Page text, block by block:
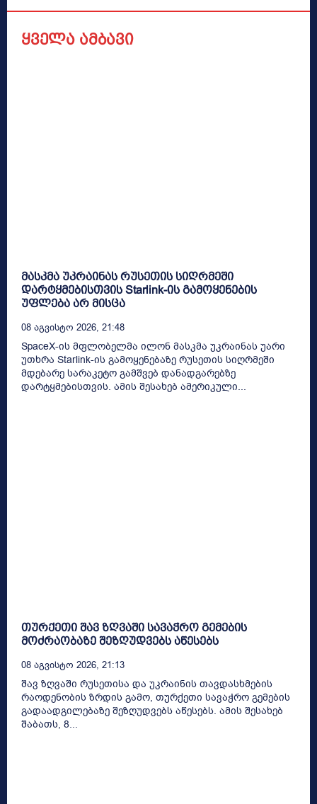
ყველა ამბავი
მასკმა უკრაინას რუსეთის სიღრმეში
დარტყმებისთვის Starlink-ის გამოყენების
უფლება არ მისცა
08 Აგვისტო 2026, 21:48
SpaceX-ის მფლობელმა ილონ მასკმა უკრაინას უარი
უთხრა Starlink-ის გამოყენებაზე რუსეთის სიღრმეში
მდებარე სარაკეტო გამშვებ დანადგარებზე
დარტყმებისთვის. ამის შესახებ ამერიკული...
თურქეთი შავ ზღვაში სავაჭრო გემების
მოძრაობაზე შეზღუდვებს აწესებს
08 Აგვისტო 2026, 21:13
შავ ზღვაში რუსეთისა და უკრაინის თავდასხმების
რაოდენობის ზრდის გამო, თურქეთი სავაჭრო გემების
გადაადგილებაზე შეზღუდვებს აწესებს. ამის შესახებ
შაბათს, 8...